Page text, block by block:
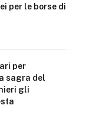
per le borse di
per
sagra del
gli